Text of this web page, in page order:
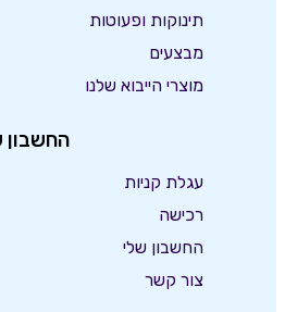
תינוקות ופעוטות
מבצעים
מוצרי הייבוא שלנו
החשבון
עגלת קניות
רכישה
החשבון שלי
צור קשר